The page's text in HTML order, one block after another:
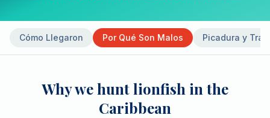
Cómo Llegaron Por Qué Son Malos Picadura y
Why we hunt lionfish in the
Caribbean